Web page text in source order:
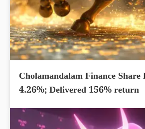
Cholamandalam Finance Share
4.26%; Delivered 156% return